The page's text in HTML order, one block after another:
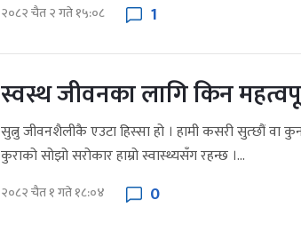
२०८२ चैत २ गते १५:०८ 1
स्वस्थ जीवनका लागि किन
सुत्नु जीवनशैलीकै एउटा हिस्सा हो । हामी कसरी सुत्छौं वा
कुराको सोझो सरोकार हाम्रो स्वास्थ्यसँग रहन्छ ।...
२०८२ चैत १ गते १८:०४ 0